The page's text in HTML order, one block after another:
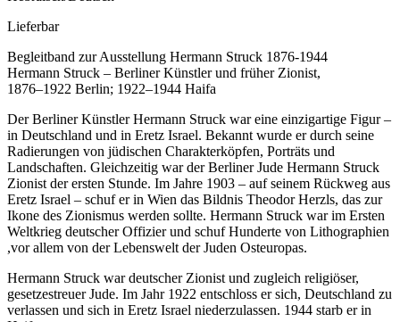
Lieferbar
Begleitband zur Ausstellung Hermann Struck 1876-1944
Hermann Struck – Berliner Künstler und früher Zionist,
1876–1922 Berlin; 1922–1944 Haifa
Der Berliner Künstler Hermann Struck war eine einzigartige Figur –
in Deutschland und in Eretz Israel. Bekannt wurde er durch seine
Radierungen von jüdischen Charakterköpfen, Porträts und
Landschaften. Gleichzeitig war der Berliner Jude Hermann Struck
Zionist der ersten Stunde. Im Jahre 1903 – auf seinem Rückweg aus
Eretz Israel – schuf er in Wien das Bildnis Theodor Herzls, das zur
Ikone des Zionismus werden sollte. Hermann Struck war im Ersten
Weltkrieg deutscher Offizier und schuf Hunderte von Lithographien
,vor allem von der Lebenswelt der Juden Osteuropas.
Hermann Struck war deutscher Zionist und zugleich religiöser,
gesetzestreuer Jude. Im Jahr 1922 entschloss er sich, Deutschland zu
verlassen und sich in Eretz Israel niederzulassen. 1944 starb er in